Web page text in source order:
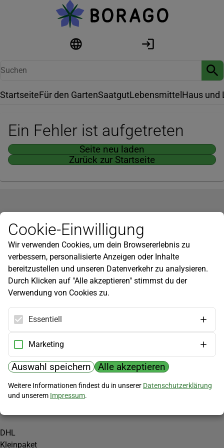
StartseiteFür den GartenSaatgutLebensmittel Haus und
Ein Fehler ist aufgetreten
Seite neu laden
Zurück zur Startseite
Newsletter
Infos zu neuen Produkten, Gartentipps und mehr findest du in
unserem Newsletter!
Jetzt anmelden
Hilfe
Kundenservice
Widerrufsbelehrung
Versandkosten
Zahlungsmöglichkeiten
PayPal
Vorkasse
Versand
DHL
Kleinpaket
Cookie-Einwilligung
Wir verwenden Cookies, um dein Browsererlebnis zu
verbessern, personalisierte Anzeigen oder Inhalte
bereitzustellen und unseren Datenverkehr zu analysieren.
Durch Klicken auf "Alle akzeptieren" stimmst du der
Verwendung von Cookies zu.
Essentiell
Marketing
Auswahl speichern Alle akzeptieren
Weitere Informationen findest du in unserer Datenschutzerklärung
und unserem Impressum.